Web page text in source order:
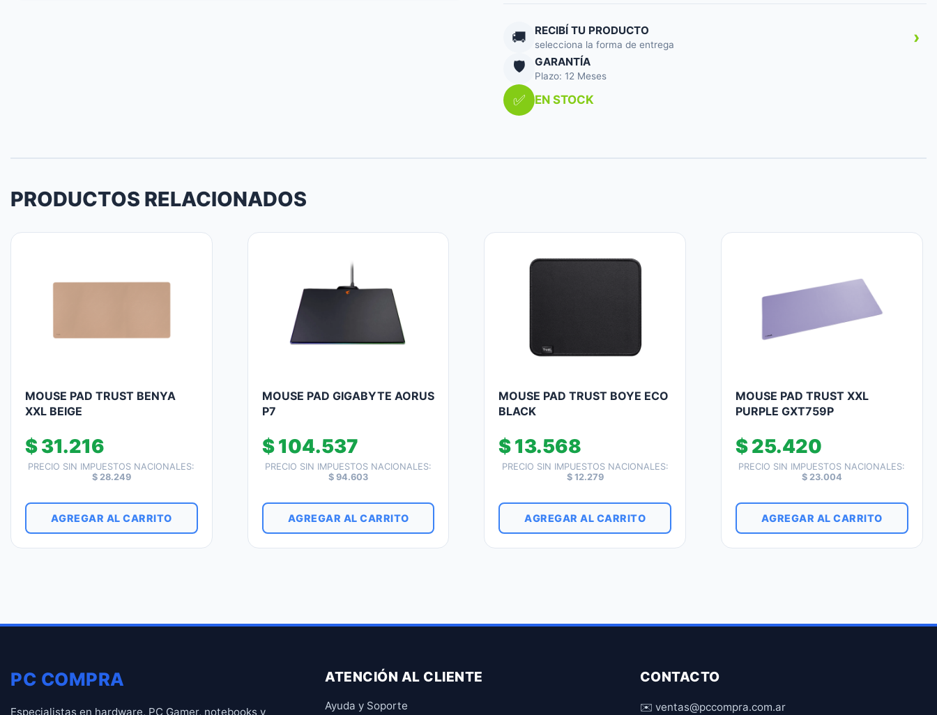
🚚 RECIBÍ TU PRODUCTO
selecciona la forma de entrega ›
🛡️ GARANTÍA
Plazo: 12 Meses
✅ EN STOCK
PRODUCTOS RELACIONADOS
MOUSE PAD TRUST BENYA
XXL BEIGE
$31.216
PRECIO SIN IMPUESTOS NACIONALES:
$28.249
AGREGAR AL CARRITO
MOUSE PAD GIGABYTE AORUS
P7
$104.537
PRECIO SIN IMPUESTOS NACIONALES:
$ 94.603
AGREGAR AL CARRITO
MOUSE PAD TRUST BOYE ECO
BLACK
$13.568
PRECIO SIN IMPUESTOS NACIONALES:
$12.279
AGREGAR AL CARRITO
MOUSE PAD TRUST XXL
PURPLE GXT759P
$25.420
PRECIO SIN IMPUESTOS NACIONALES:
$23.004
AGREGAR AL CARRITO
PC COMPRA
Especialistas en hardware, PC Gamer, notebooks y
ATENCIÓN AL CLIENTE
Ayuda y Soporte
CONTACTO
✉️ ventas@pccompra.com.ar